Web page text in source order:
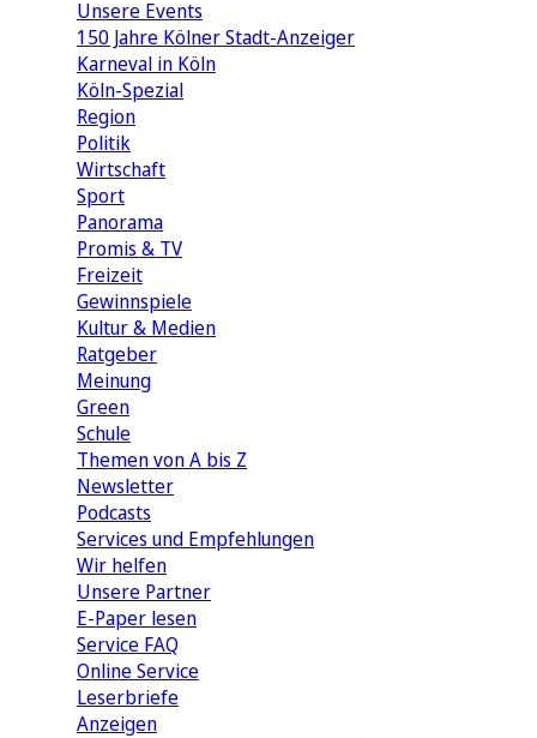
Unsere Events
150 Jahre Kölner Stadt-Anzeiger
Karneval in Köln
Köln-Spezial
Region
Politik
Wirtschaft
Sport
Panorama
Promis & TV
Freizeit
Gewinnspiele
Kultur & Medien
Ratgeber
Meinung
Green
Schule
Themen von A bis Z
Newsletter
Podcasts
Services und Empfehlungen
Wir helfen
Unsere Partner
E-Paper lesen
Service FAQ
Online Service
Leserbriefe
Anzeigen